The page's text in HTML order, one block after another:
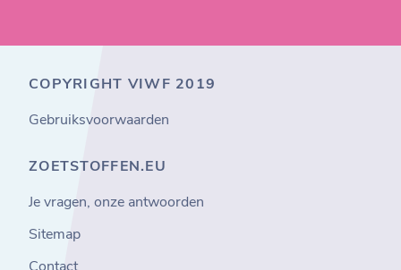
COPYRIGHT VIWF 2019
Gebruiksvoorwaarden
ZOETSTOFFEN.EU
Je vragen, onze antwoorden
Sitemap
Contact